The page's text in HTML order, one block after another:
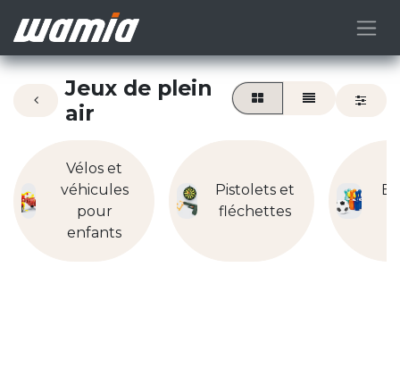
Jeux de plein
air
Vélos et
véhicules
pour
enfants
Pistolets et
fléchettes